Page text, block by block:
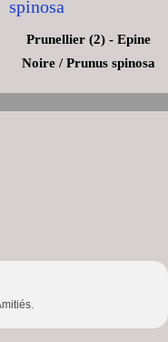
Prunellier (2) - Epine
Noire / Prunus spinosa